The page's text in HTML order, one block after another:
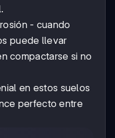
- cuando
puede llevar
compactarse si no
en estos suelos
perfecto entre